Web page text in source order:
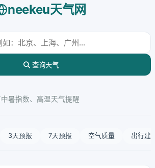
neekeu天气网
查询天气
暑指数、高温天气提醒
3天预报 7天预报 空气质量 出行建